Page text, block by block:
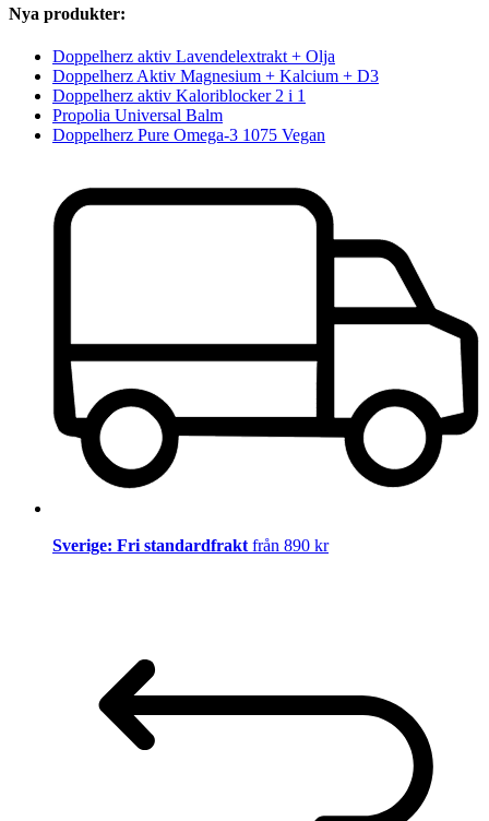
Nya produkter:
Doppelherz aktiv Lavendelextrakt + Olja
Doppelherz Aktiv Magnesium + Kalcium + D3
Doppelherz aktiv Kaloriblocker 2 i 1
Propolia Universal Balm
Doppelherz Pure Omega-3 1075 Vegan
Sverige: Fri standardfrakt från 890 kr